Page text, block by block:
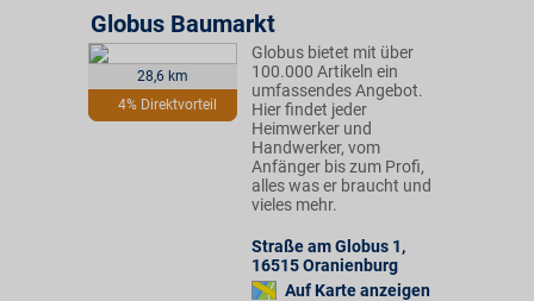
28,6 km
4% Direktvorteil
Globus Baumarkt
Globus bietet mit über
100.000 Artikeln ein
umfassendes Angebot.
Hier findet jeder
Heimwerker und
Handwerker, vom
Anfänger bis zum Profi,
alles was er braucht und
vieles mehr.
Straße am Globus 1,
16515Oranienburg
Auf Karte anzeigen